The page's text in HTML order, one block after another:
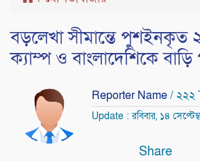
বড়লেখা সীমান্তে পুশইনকৃত ২
ক্যাম্প ও বাংলাদেশিকে
Reporter Name/ ২২২
Update : রবিবার, ১৪
Share